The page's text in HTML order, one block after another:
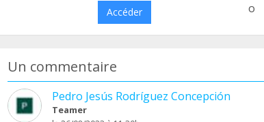
Accéder o
Un commentaire
Pedro Jesús Rodríguez Concepción
Teamer